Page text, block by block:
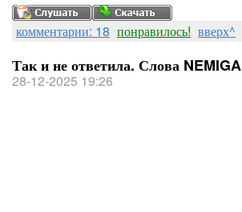
комментарии: 18 понравилось! вверх^
Так и не ответила. Слова NEMIGA
28-12-2025 19:26